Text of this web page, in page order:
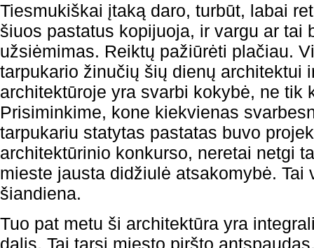
Tiesmukiškai įtaką daro, turbūt, labai
šiuos pastatus kopijuoja, ir vargu ar tai
užsiėmimas. Reiktų pažiūrėti plačiau.
tarpukario žinučių šių dienų architektui
architektūroje yra svarbi kokybė, ne tik
Prisiminkime, kone kiekvienas
tarpukariu statytas pastatas buvo
architektūrinio konkurso, neretai netgi
mieste jausta didžiulė atsakomybė. Tai
šiandiena.
Tuo pat metu ši architektūra yra
dalis. Tai tarsi miesto piršto